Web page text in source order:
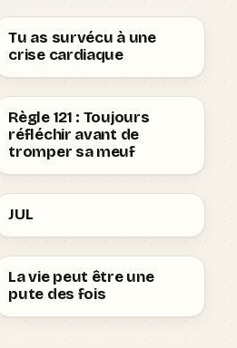
Tu as survécu à une
crise cardiaque
Règle 121 : Toujours
réfléchir avant de
tromper sa meuf
JUL
La vie peut être une
pute des fois